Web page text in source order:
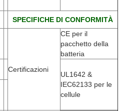
SPECIFICHE DI CONFORMITÀ
Certificazioni
CE per il
pacchetto della
batteria
UL1642 &
IEC62133 per le
cellule